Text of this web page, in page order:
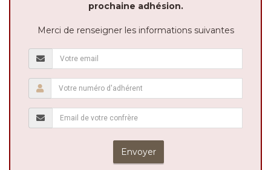
prochaine adhésion.
Merci de renseigner les informations suivantes
Envoyer